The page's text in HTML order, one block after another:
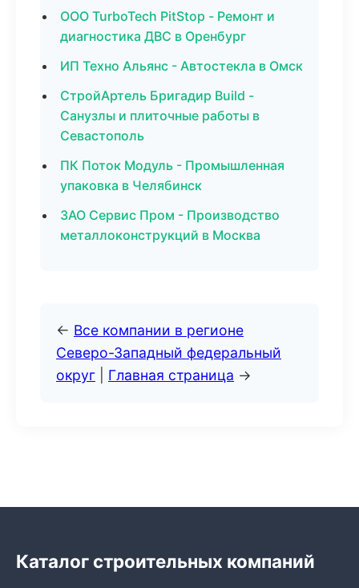
ООО TurboTech PitStop - Ремонт и
диагностика ДВС в Оренбург
ИП Техно Альянс - Автостекла в Омск
СтройАртель Бригадир Build -
Санузлы и плиточные работы в
Севастополь
ПК Поток Модуль - Промышленная
упаковка в Челябинск
ЗАО Сервис Пром - Производство
металлоконструкций в Москва
← Все компании в регионе
Северо-Западный федеральный
округ
Главная страница →
Каталог строительных компаний